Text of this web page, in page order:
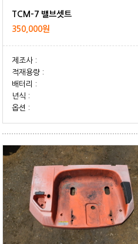
TCM-7 밸브셋트
350,000원
제조사 :
적재용량 :
배터리 :
년식 :
옵션 :